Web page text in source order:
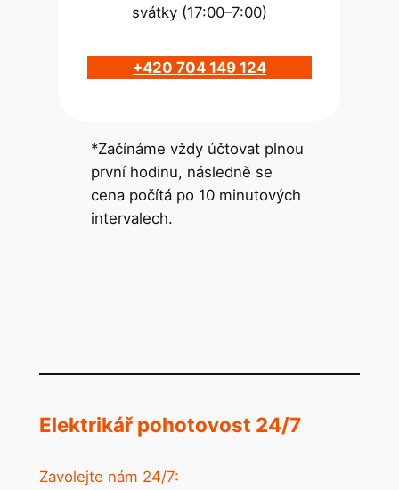
svátky (17:00–7:00)
+420 704 149 124
*Začínáme vždy účtovat plnou
první hodinu, následně se
cena počítá po 10 minutových
intervalech.
Elektrikář pohotovost 24/7
Zavolejte nám 24/7: